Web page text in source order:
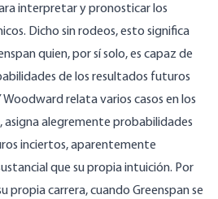
interpretar y pronosticar los
Dicho sin rodeos, esto significa
quien, por sí solo, es capaz de
de los resultados futuros
relata varios casos en los
asigna alegremente probabilidades
inciertos, aparentemente
que su propia intuición. Por
propia carrera, cuando Greenspan se